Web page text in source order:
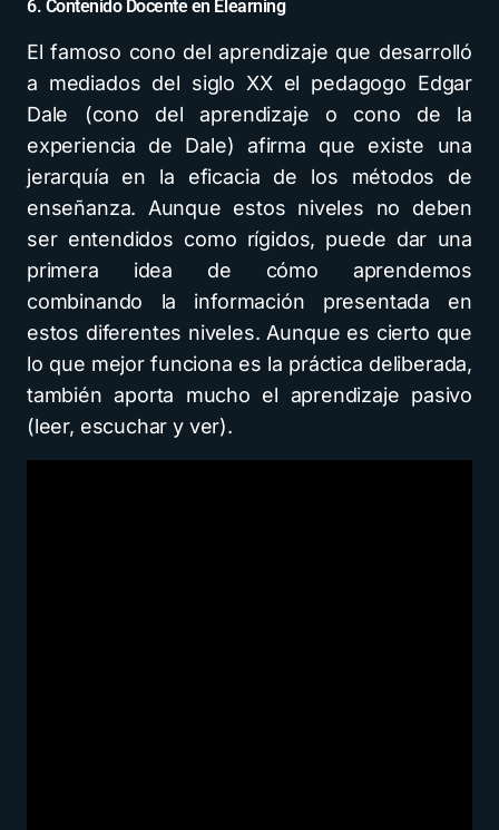
6. Contenido Docente en Elearning
El famoso cono del aprendizaje que desarrolló
a mediados del siglo XX el pedagogo Edgar
Dale (cono del aprendizaje o cono de la
experiencia de Dale) afirma que existe una
jerarquía en la eficacia de los métodos de
enseñanza. Aunque estos niveles no deben
ser entendidos como rígidos, puede dar una
primera idea de cómo aprendemos
combinando la información presentada en
estos diferentes niveles. Aunque es cierto que
lo que mejor funciona es la práctica deliberada,
también aporta mucho el aprendizaje pasivo
(leer, escuchar y ver).